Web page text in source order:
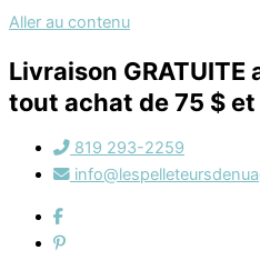
Aller au contenu
Livraison GRATUITE
tout achat de 75 $ et
819 293-2259